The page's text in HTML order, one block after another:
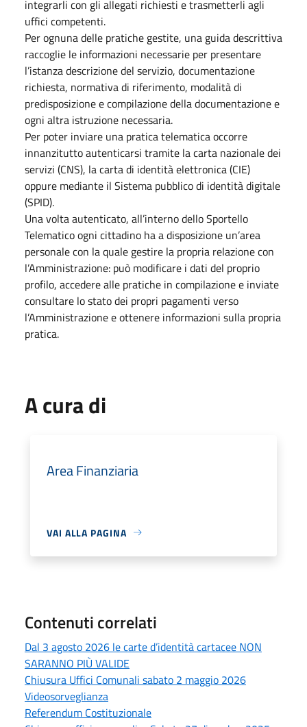
integrarli con gli allegati richiesti e trasmetterli agli
uffici competenti.
Per ognuna delle pratiche gestite, una guida descrittiva
raccoglie le informazioni necessarie per presentare
l’istanza descrizione del servizio, documentazione
richiesta, normativa di riferimento, modalità di
predisposizione e compilazione della documentazione e
ogni altra istruzione necessaria.
Per poter inviare una pratica telematica occorre
innanzitutto autenticarsi tramite la carta nazionale dei
servizi (CNS), la carta di identità elettronica (CIE)
oppure mediante il Sistema pubblico di identità digitale
(SPID).
Una volta autenticato, all’interno dello Sportello
Telematico ogni cittadino ha a disposizione un’area
personale con la quale gestire la propria relazione con
l’Amministrazione: può modificare i dati del proprio
profilo, accedere alle pratiche in compilazione e inviate
consultare lo stato dei propri pagamenti verso
l’Amministrazione e ottenere informazioni sulla propria
pratica.
A cura di
Area Finanziaria
VAI ALLA PAGINA
Contenuti correlati
Dal 3 agosto 2026 le carte d’identità cartacee NON
SARANNO PIÙ VALIDE
Chiusura Uffici Comunali sabato 2 maggio 2026
Videosorveglianza
Referendum Costituzionale